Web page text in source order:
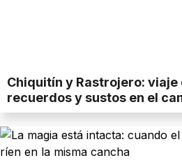
Chiquitín y Rastrojero: viaje
recuerdos y sustos en el